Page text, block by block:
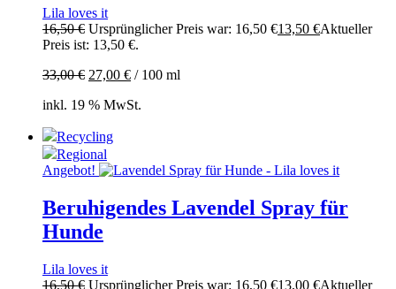
Lila loves it
16,50€ Ursprünglicher Preis war: 16,50 €13,50 €Aktueller
Preis ist: 13,50 €.
33,00€ 27,00 € / 100 ml
inkl. 19 % MwSt.
Recycling
Regional
Angebot!
Beruhigendes Lavendel Spray für
Hunde
Lila loves it
16,50€ Ursprünglicher Preis war: 16,50 €13,00 €Aktueller